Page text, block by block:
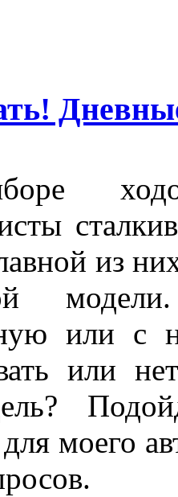
из
или с
или
моего